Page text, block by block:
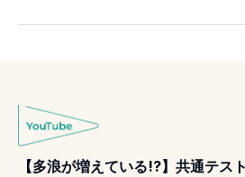
【多浪が増えている!?】共通テス